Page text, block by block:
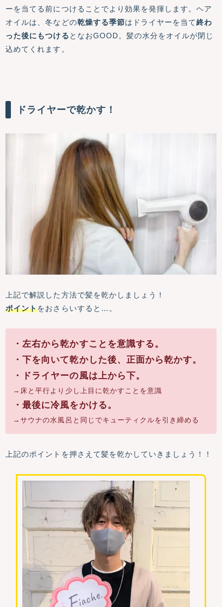
ーを当てる前につけることでより効果を発揮します。ヘア
オイルは、冬などの乾燥する季節はドライヤーを当て終わ
った後にもつける となおGOOD。髪の水分をオイルが閉じ
込めてくれます。
ドライヤーで乾かす！
上記で解説した方法で髪を乾かしましょう！
ポイントをおさらいすると…。
・左右から乾かすことを意識する。
・下を向いて乾かした後、正面から乾かす。
・ドライヤーの風は上から下。
→床と平行より少し上目に乾かすことを意識
・最後に冷風をかける。
→サウナの水風呂と同じでキューティクルを引き締める
上記のポイントを押さえて髪を乾かしていきましょう！！